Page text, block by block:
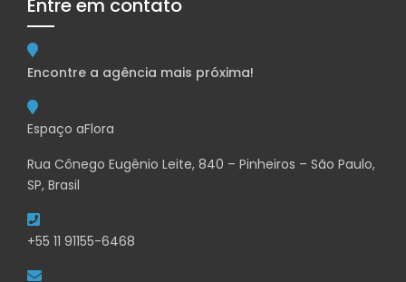
Entre em contato
Encontre a agência mais próxima!
Espaço aFlora
Rua Cônego Eugênio Leite, 840 – Pinheiros – São Paulo,
SP, Brasil
+55 11 91155-6468